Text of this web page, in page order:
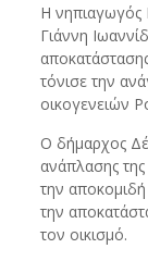
Η νηπιαγωγός
Γιάννη
τόνισε την
οικογενειών
Ο δήμαρχος
ανάπλασης
την
την
τον οικισμό.